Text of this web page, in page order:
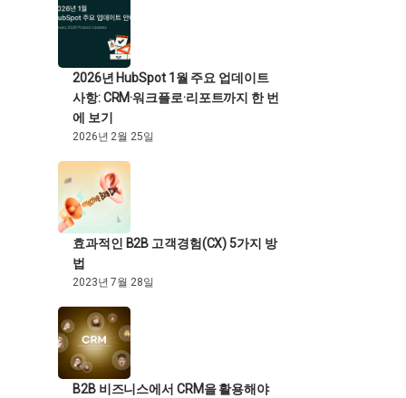
2026년 HubSpot 1월 주요 업데이트
사항: CRM·워크플로·리포트까지 한 번
에 보기
2026년 2월 25일
효과적인 B2B 고객경험(CX) 5가지 방
법
2023년 7월 28일
B2B 비즈니스에서 CRM을 활용해야